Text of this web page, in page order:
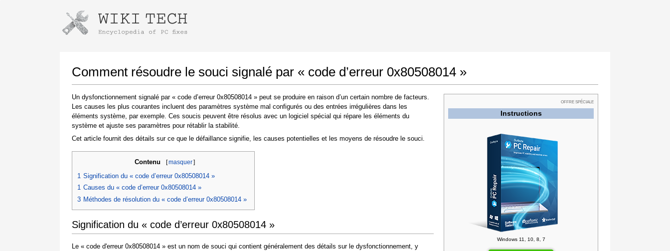
Comment résoudre le souci signalé par « code d’erreur 0x80508014 »
OFFRE SPÉCIALE
Instructions
Windows 11, 10, 8, 7
Un dysfonctionnement signalé par « code d’erreur 0x80508014 » peut se produire en raison d’un certain nombre de facteurs.
Les causes les plus courantes incluent des paramètres système mal configurés ou des entrées irrégulières dans les
éléments système, par exemple. Ces soucis peuvent être résolus avec un logiciel spécial qui répare les éléments du
système et ajuste ses paramètres pour rétablir la stabilité.
Cet article fournit des détails sur ce que le défaillance signifie, les causes potentielles et les moyens de résoudre le souci.
Contenu [masquer]
1 Signification du « code d’erreur 0x80508014 »
1 Causes du « code d’erreur 0x80508014 »
3 Méthodes de résolution du « code d’erreur 0x80508014 »
Signification du « code d’erreur 0x80508014 »
Le « code d'erreur 0x80508014 » est un nom de souci qui contient généralement des détails sur le dysfonctionnement, y
Instructions pour télécharger avec Google Chrome
Une fois le téléchargement terminé, cliquez sur
le lien du fichier téléchargé